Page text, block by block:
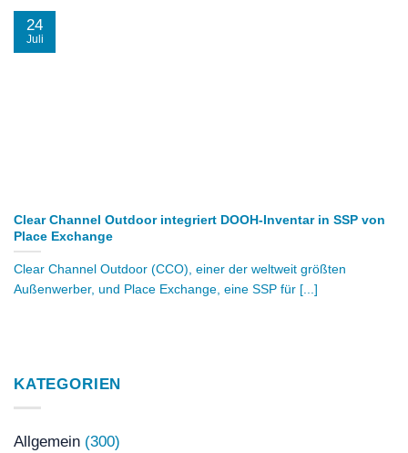
Clear Channel Outdoor integriert DOOH-Inventar in SSP von
Place Exchange
Clear Channel Outdoor (CCO), einer der weltweit größten
Außenwerber, und Place Exchange, eine SSP für [...]
24
Juli
KATEGORIEN
Allgemein (300)